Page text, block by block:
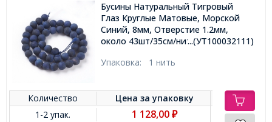
Бусины Натуральный Тигровый
Глаз Круглые Матовые, Морской
Синий, 8мм, Отверстие 1.2мм,
около 43шт/35см/нить,...(УТ100032111)
Упаковка: 1 нить
Количество Цена заупаковку
1-2 упак.
1 128,00₽